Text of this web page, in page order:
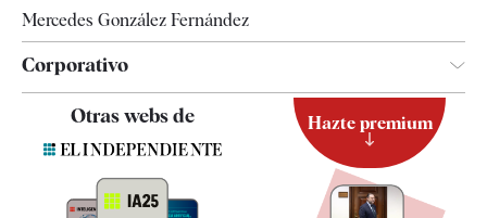
Mercedes González Fernández
Corporativo
Contacto
Otras webs de Hazte premium